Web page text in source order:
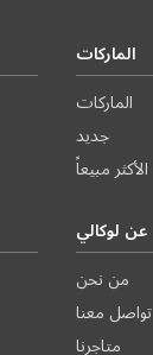
الماركات
الماركات
جديد
الأكثر مبيعاً
عن لوكالي
من نحن
تواصل معنا
متاجرنا